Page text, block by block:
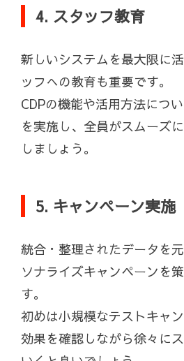
4. スタッフ教育
新しいシステムを最大限に
ッフへの教育も重要です。
CDPの機能や活用方法につ
を実施し、全員がスムーズ
しましょう。
5. キャンペーン実施
統合・整理されたデータを
ソナライズキャンペーンを
す。
初めは小規模なテストキャ
効果を確認しながら徐々に